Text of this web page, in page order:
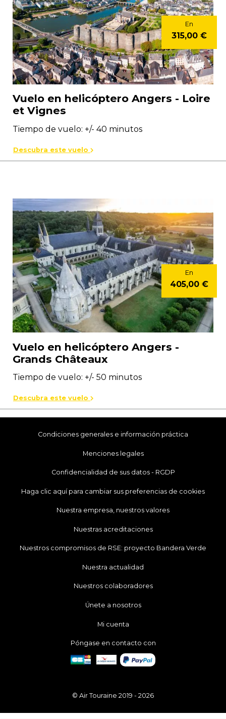
Vuelo en helicóptero Angers - Loire
et Vignes
Tiempo de vuelo: +/- 40 minutos
En
315,00 €
Descubra este vuelo
Vuelo en helicóptero Angers -
Grands Châteaux
Tiempo de vuelo: +/- 50 minutos
En
405,00 €
Descubra este vuelo
Condiciones generales e información práctica
Menciones legales
Confidencialidad de sus datos - RGDP
Haga clic aquí para cambiar sus preferencias de cookies
Nuestra empresa, nuestros valores
Nuestras acreditaciones
Nuestros compromisos de RSE: proyecto Bandera Verde
Nuestra actualidad
Nuestros colaboradores
Únete a nosotros
Mi cuenta
Póngase en contacto con
© Air Touraine 2019 - 2026